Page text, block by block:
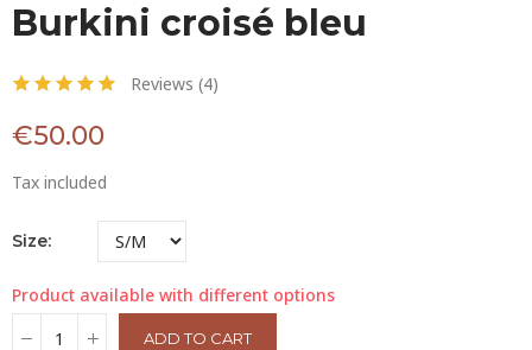
Burkini croisé bleu
Reviews (4)
€50.00
Tax included
Size
Product available with different options
ADD TO CART